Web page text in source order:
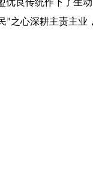
良传统作下了生
”之心深耕主责主